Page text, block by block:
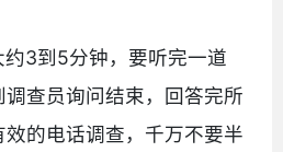
3到5分钟，要听完一道
查员询问结束，回答完所
的电话调查，千万不要半